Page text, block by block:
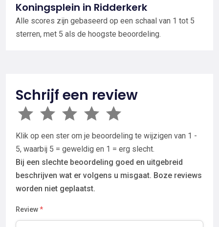
Koningsplein in Ridderkerk
Alle scores zijn gebaseerd op een schaal van 1 tot 5
sterren, met 5 als de hoogste beoordeling.
Schrijf een review
Klik op een ster om je beoordeling te wijzigen van 1 -
5, waarbij 5 = geweldig en 1 = erg slecht.
Bij een slechte beoordeling goed en uitgebreid
beschrijven wat er volgens u misgaat. Boze reviews
worden niet geplaatst.
Review*